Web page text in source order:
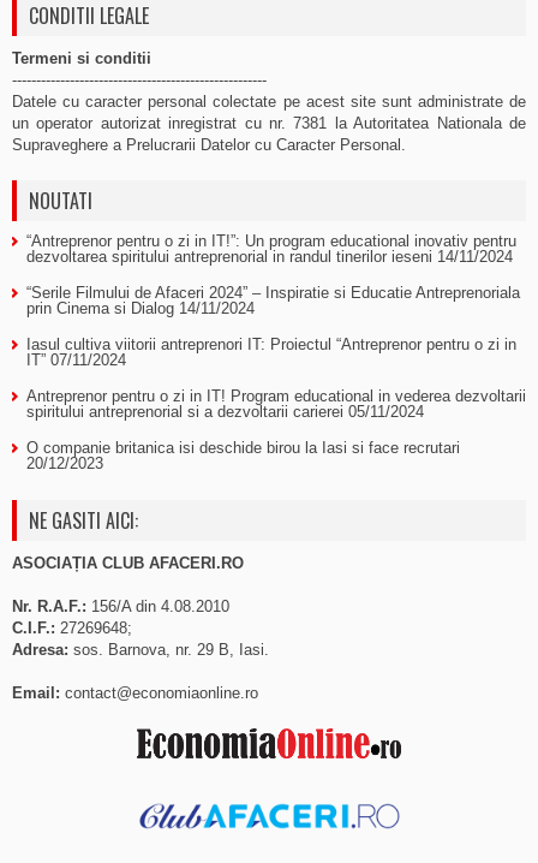
CONDITII LEGALE
Termeni si conditii
-----------------------------------------------------
Datele cu caracter personal colectate pe acest site sunt administrate de
un operator autorizat inregistrat cu nr. 7381 la Autoritatea Nationala de
Supraveghere a Prelucrarii Datelor cu Caracter Personal.
NOUTATI
“Antreprenor pentru o zi in IT!”: Un program educational inovativ pentru
dezvoltarea spiritului antreprenorial in randul tinerilor ieseni 14/11/2024
“Serile Filmului de Afaceri 2024” – Inspiratie si Educatie Antreprenoriala
prin Cinema si Dialog 14/11/2024
Iasul cultiva viitorii antreprenori IT: Proiectul “Antreprenor pentru o zi in
IT” 07/11/2024
Antreprenor pentru o zi in IT! Program educational in vederea dezvoltarii
spiritului antreprenorial si a dezvoltarii carierei 05/11/2024
O companie britanica isi deschide birou la Iasi si face recrutari
20/12/2023
NE GASITI AICI:
ASOCIAȚIA CLUB AFACERI.RO
Nr. R.A.F.: 156/A din 4.08.2010
C.I.F.: 27269648;
Adresa: sos. Barnova, nr. 29 B, Iasi.
Email: contact@economiaonline.ro